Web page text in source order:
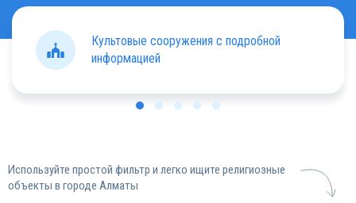
Культовые сооружения с подробной
информацией
Используйте простой фильтр и легко ищите религиозные
объекты в городе Алматы